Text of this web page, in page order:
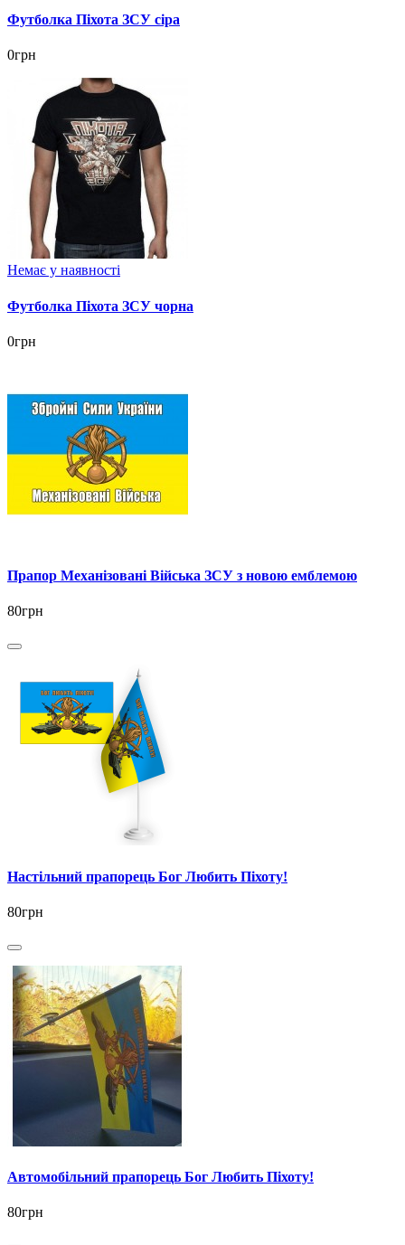
Футболка Піхота ЗСУ сіра
0грн
Немає у наявності
Футболка Піхота ЗСУ чорна
0грн
Прапор Механізовані Війська ЗСУ з новою емблемою
80грн
Настільний прапорець Бог Любить Піхоту!
80грн
Автомобільний прапорець Бог Любить Піхоту!
80грн